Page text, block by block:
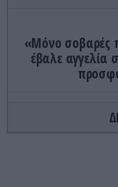
«Μόνο σοβαρές
έβαλε αγγελία
Τα 600